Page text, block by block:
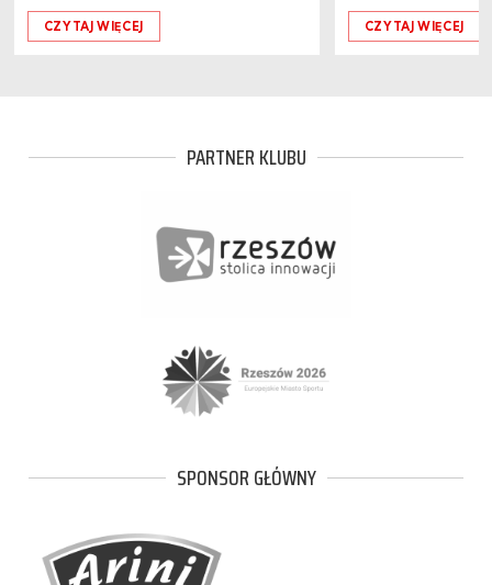
CZYTAJ WIĘCEJ CZYTAJ WIĘCEJ
PARTNER KLUBU
SPONSOR GŁÓWNY